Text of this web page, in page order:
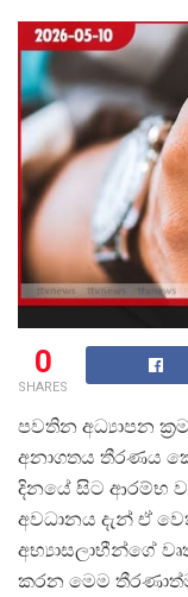
0
SHARES
පවතින අධ්යාපන ක්
අනාගතය තීරණය
දිනයේ සිට ආරම්භ
අවධානය දැන් ඒ
අභ්යාසලාභීන්ගේ
කරන මෙම